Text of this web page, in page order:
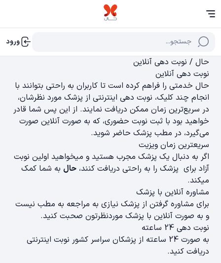
جستجو... ورود
حال / نوبت دهی آنلاین
نوبت دهی آنلاین
حال خدمتی را فراهم کرده است تا کاربران به راحتی بتوانند با
انجام چند کلیک، نوبت دهی اینترنتی از پزشک مورد نظرشان،
در سریع‌ترین زمان ممکن دریافت نمایند. از این پس شما قادر
خواهید بود با ثبت نوبت حضوری، که به صورت آنلاین صورت
می‌گیرد، در مطب پزشک حاضر شوید.
سریعترین زمان ویزیت
اگر به دنبال یک پزشک مجرب هستید و میخواهید اولین نوبت
آزاد برای پزشک را به راحتی دریافت کنند، حال به شما کمک
میکند.
مشاوره آنلاین با پزشک
برای مشاوره گرفتن از پزشک نیازی به مراجعه به مطب نیست
و به صورت آنلاین با پزشک موردنظرتون صحبت کنید.
نوبت دهی 24 ساعته
به صورت 24 ساعته از پزشکان سراسر کشور نوبت اینترنتی
دریافت کنید.